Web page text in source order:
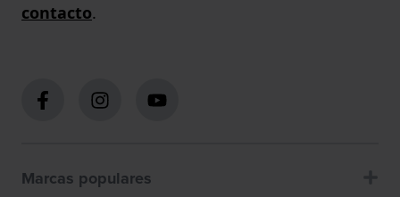
contacto.
Marcas populares